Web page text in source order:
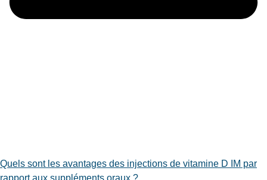
Quels sont les avantages des injections de vitamine D IM par
rapport aux suppléments oraux ?